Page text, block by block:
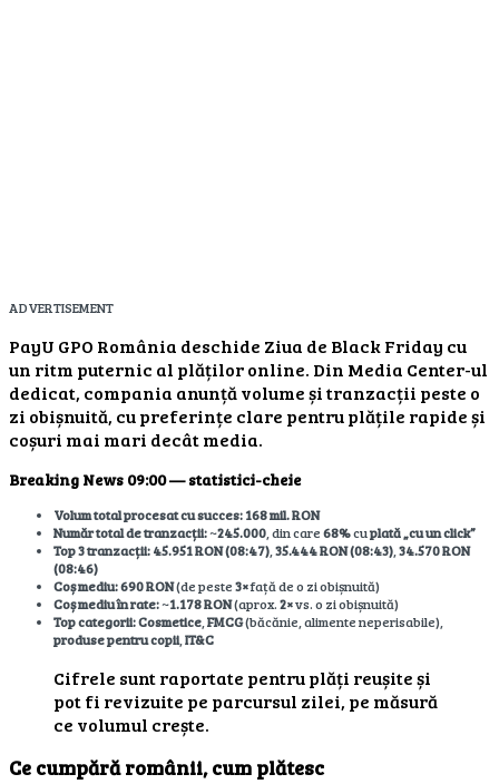
ADVERTISEMENT
PayU GPO România deschide Ziua de Black Friday cu
un ritm puternic al plăților online. Din Media Center-ul
dedicat, compania anunță volume și tranzacții peste o
zi obișnuită, cu preferințe clare pentru plățile rapide și
coșuri mai mari decât media.
Breaking News 09:00 — statistici-cheie
Volum total procesat cu succes:168 mil. RON
Număr total de tranzacții:~245.000 , din care68%cuplată „cu un click”
Top 3 tranzacții:45.951 RON (08:47) 35.444 RON (08:43) 34.570 RON
(08:46)
Coș mediu:690 RON(de peste3×față de o zi obișnuită)
Coș mediu în rate:~1.178 RON(aprox.2×vs. o zi obișnuită)
Top categorii:Cosmetice FMCG(băcănie, alimente neperisabile),
produse pentru copii, IT&C
Cifrele sunt raportate pentru plăți reușite și
pot fi revizuite pe parcursul zilei, pe măsură
ce volumul crește.
Ce cumpără românii, cum plătesc